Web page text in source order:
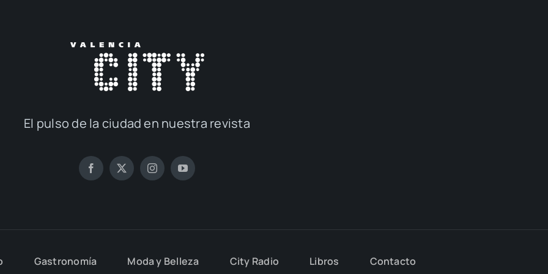
El pul­so de la ciu­dad en nues­tra revis­ta
Gas­tro­no­mía Moda y Belle­za City Radio Libros Con­tac­to